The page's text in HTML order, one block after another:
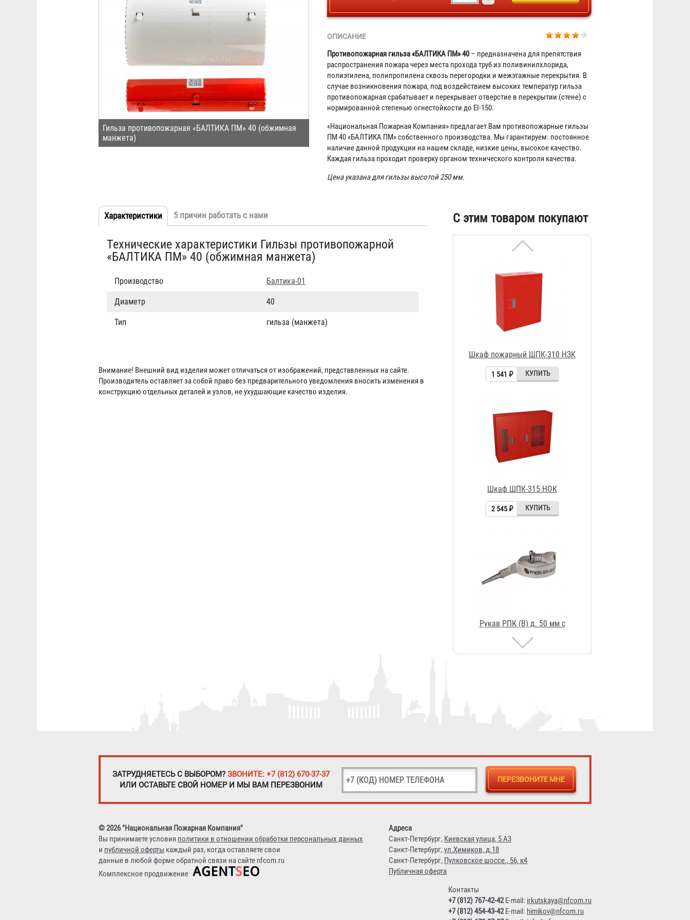
Гильза противопожарная «БАЛТИКА ПМ» 40 (обжимная
манжета)
ОПИСАНИЕ
Противопожарная гильза «БАЛТИКА ПМ» 40– предназначена для препятствия
распространения пожара через места прохода труб из поливинилхлорида,
полиэтилена, полипропилена сквозь перегородки и межэтажные перекрытия. В
случае возникновения пожара, под воздействием высоких температур гильза
противопожарная срабатывает и перекрывает отверстие в перекрытии (стене) с
нормированной степенью огнестойкости до EI-150.
«Национальная Пожарная Компания» предлагает Вам противопожарные гильзы
ПМ 40 «БАЛТИКА ПМ» собственного производства. Мы гарантируем: постоянное
наличие данной продукции на нашем складе, низкие цены, высокое качество.
Каждая гильза проходит проверку органом технического контроля качества.
Цена указана для гильзы высотой 250 мм.
Табы
Характеристики (активная
5 причин работать с нами
Технические характеристики Гильзы противопожарной
«БАЛТИКА ПМ» 40 (обжимная манжета)
Производство Балтика-01
Диаметр 40
Тип гильза (манжета)
Внимание! Внешний вид изделия может отличаться от изображений, представленных на сайте.
Производитель оставляет за собой право без предварительного уведомления вносить изменения в
конструкцию отдельных деталей и узлов, не ухудшающие качество изделия.
С этим товаром покупают
Кран КПЧ 50-1
1 619 ₽
Шкаф пожарный ШПК-310 НЗК
Шкаф ШПК-315 НОК
2 545 ₽
Рукав РПК (В) д. 50 мм с
головкой ГР-50АП и стволом
РС-50.01А
Рукав напорный РПК (В) д. 65 мм
ЗАТРУДНЯЕТЕСЬ С ВЫБОРОМ? ЗВОНИТЕ: +7 (812) 670-37-37
ИЛИ ОСТАВЬТЕ СВОЙ НОМЕР И МЫ ВАМ ПЕРЕЗВОНИМ
© 2026 "Национальная Пожарная Компания"
Вы принимаете условия политики в отношении обработки персональных данных
и публичной оферты каждый раз, когда оставляете свои
данные в любой форме обратной связи на сайте nfcom.ru
Комплексное продвижение
Адреса
Санкт-Петербург, Киевская улица, 5 А3
Санкт-Петербург,ул.Химиков, д.18
Санкт-Петербург, Пулковское шоссе., 56, к4
Публичная оферта
Контакты
+7 (812) 767-42-42E-mail: irkutskaya@nfcom.ru
+7 (812) 454-43-42E-mail: himikov@nfcom.ru